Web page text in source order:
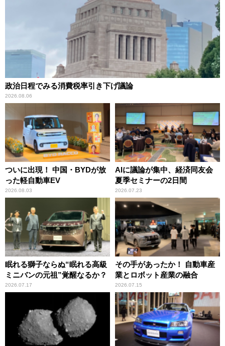
政治日程でみる消費税率引き下げ議論
2026.08.06
ついに出現！ 中国・BYDが放
った軽自動車EV
2026.08.03
AIに議論が集中、経済同友会
夏季セミナーの2日間
2026.07.23
眠れる獅子ならぬ“眠れる高級
ミニバンの元祖”覚醒なるか？
2026.07.17
その手があったか！ 自動車産
業とロボット産業の融合
2026.07.15